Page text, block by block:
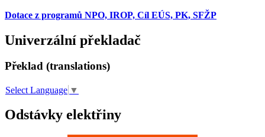
Dotace z programů NPO, IROP, Cíl EÚS, PK, SFŽP
Univerzální překladač
Překlad (translations)
Select Language ▼
Odstávky elektřiny